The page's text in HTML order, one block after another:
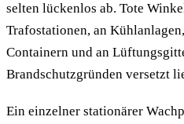
selten lückenlos ab. Tote
Trafostationen, an
Containern und an
Brandschutzgründen versetzt
Ein einzelner stationärer